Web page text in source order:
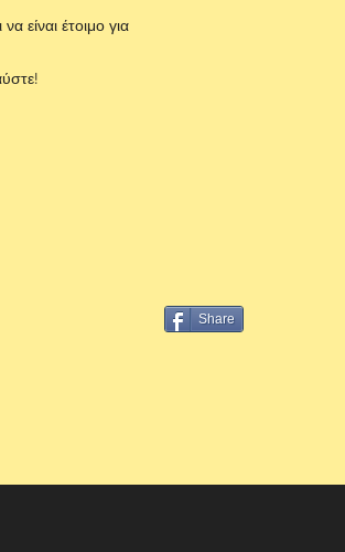
είναι έτοιμο για
Share